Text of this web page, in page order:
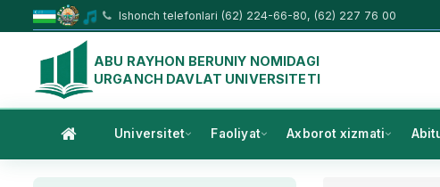
Ishonch telefonlari (62) 224-66-80, (62) 227 76 00
ABU RAYHON BERUNIY NOMIDAGI
URGANCH DAVLAT UNIVERSITETI
Universitet Faoliyat Axborot xizmati